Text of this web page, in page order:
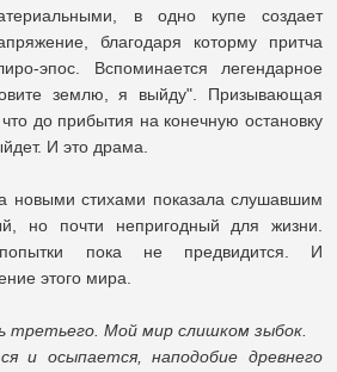
в одно купе создает
благодаря которму притча
эпос. Вспоминается легендарное
землю, я выйду". Призывающая
до прибытия на конечную остановку
И это драма.
новыми стихами показала слушавшим
но почти непригодный для жизни.
пока не предвидится. И
этого мира.
третьего. Мой мир слишком зыбок.
и осыпается, наподобие древнего